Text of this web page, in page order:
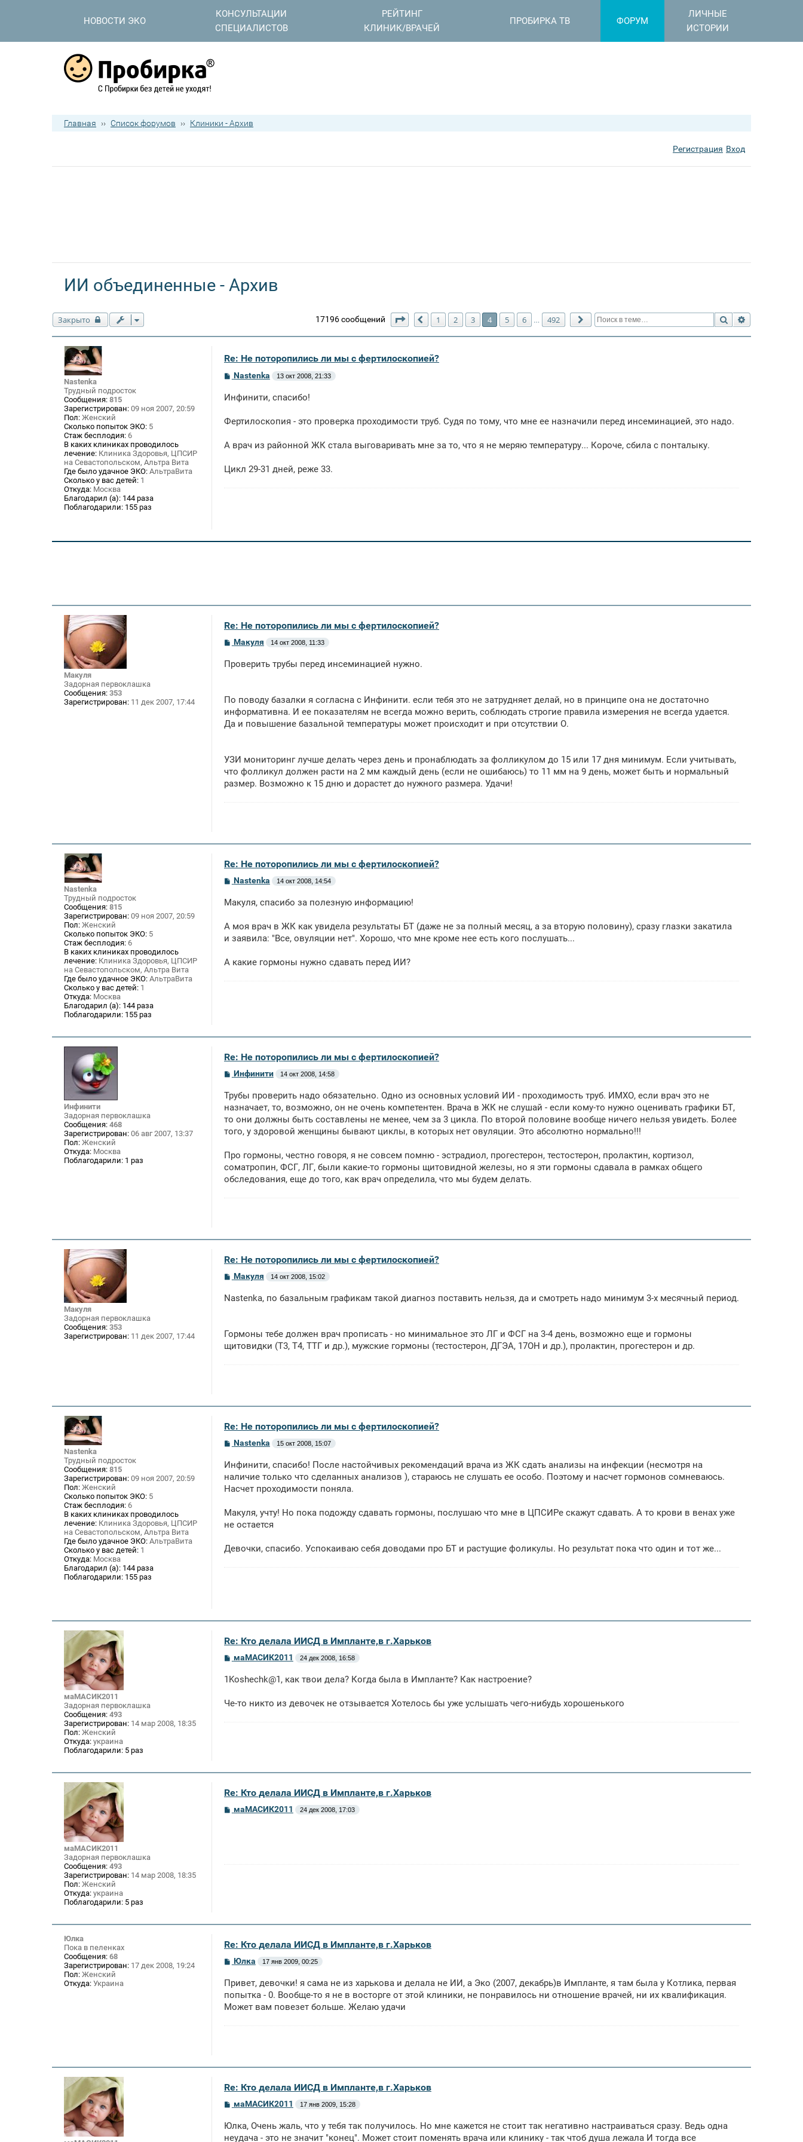
НОВОСТИ ЭКО
КОНСУЛЬТАЦИИ
СПЕЦИАЛИСТОВ
РЕЙТИНГ
КЛИНИК/ВРАЧЕЙ
ПРОБИРКА ТВ ФОРУМ
ЛИЧНЫЕ
ИСТОРИИ
Главная ›› Список форумов ›› Клиники - Архив
Регистрация Вход
ИИ объединенные - Архив
Закрыто Поиск
17196 сообщений Страница из 492
Пред.
1 2 3 4 5 6 … 492 След.
Nastenka
Трудный подросток
Сообщения: 815
Зарегистрирован: 09 ноя 2007, 20:59
Пол: Женский
Сколько попыток ЭКО: 5
Стаж бесплодия: 6
В каких клиниках проводилось
лечение: Клиника Здоровья, ЦПСИР
на Севастопольском, Альтра Вита
Где было удачное ЭКО: АльтраВита
Сколько у вас детей: 1
Откуда: Москва
Благодарил (а): 144 раза
Поблагодарили: 155 раз
Re: Не поторопились ли мы с фертилоскопией?
С
б
н
Nastenka 13 окт 2008, 21:33
Инфинити, спасибо!
Фертилоскопия - это проверка проходимости труб. Судя по тому, что мне ее назначили перед инсеминацией, это надо.
А врач из районной ЖК стала выговаривать мне за то, что я не меряю температуру... Короче, сбила с понталыку.
Цикл 29-31 дней, реже 33.
Макуля
Задорная первоклашка
Сообщения: 353
Зарегистрирован: 11 дек 2007, 17:44
Re: Не поторопились ли мы с фертилоскопией?
С
б
и
Макуля 14 окт 2008, 11:33
Проверить трубы перед инсеминацией нужно.
По поводу базалки я согласна с Инфинити. если тебя это не затрудняет делай, но в принципе она не достаточно
информативна. И ее показателям не всегда можно верить, соблюдать строгие правила измерения не всегда удается.
Да и повышение базальной температуры может происходит и при отсутствии О.
УЗИ мониторинг лучше делать через день и пронаблюдать за фолликулом до 15 или 17 дня минимум. Если учитывать,
что фолликул должен расти на 2 мм каждый день (если не ошибаюсь) то 11 мм на 9 день, может быть и нормальный
размер. Возможно к 15 дню и дорастет до нужного размера. Удачи!
Nastenka
Трудный подросток
Сообщения: 815
Зарегистрирован: 09 ноя 2007, 20:59
Пол: Женский
Сколько попыток ЭКО: 5
Стаж бесплодия: 6
В каких клиниках проводилось
лечение: Клиника Здоровья, ЦПСИР
на Севастопольском, Альтра Вита
Где было удачное ЭКО: АльтраВита
Сколько у вас детей: 1
Откуда: Москва
Благодарил (а): 144 раза
Поблагодарили: 155 раз
Re: Не поторопились ли мы с фертилоскопией?
С
б
н
и
Nastenka 14 окт 2008, 14:54
Макуля, спасибо за полезную информацию!
А моя врач в ЖК как увидела результаты БТ (даже не за полный месяц, а за вторую половину), сразу глазки закатила
и заявила: "Все, овуляции нет". Хорошо, что мне кроме нее есть кого послушать...
А какие гормоны нужно сдавать перед ИИ?
Инфинити
Задорная первоклашка
Сообщения: 468
Зарегистрирован: 06 авг 2007, 13:37
Пол: Женский
Откуда: Москва
Поблагодарили: 1 раз
Re: Не поторопились ли мы с фертилоскопией?
С
б
щ
н
и
Инфинити 14 окт 2008, 14:58
Трубы проверить надо обязательно. Одно из основных условий ИИ - проходимость труб. ИМХО, если врач это не
назначает, то, возможно, он не очень компетентен. Врача в ЖК не слушай - если кому-то нужно оценивать графики БТ,
то они должны быть составлены не менее, чем за 3 цикла. По второй половине вообще ничего нельзя увидеть. Более
того, у здоровой женщины бывают циклы, в которых нет овуляции. Это абсолютно нормально!!!
Про гормоны, честно говоря, я не совсем помню - эстрадиол, прогестерон, тестостерон, пролактин, кортизол,
соматропин, ФСГ, ЛГ, были какие-то гормоны щитовидной железы, но я эти гормоны сдавала в рамках общего
обследования, еще до того, как врач определила, что мы будем делать.
Макуля
Задорная первоклашка
Сообщения: 353
Зарегистрирован: 11 дек 2007, 17:44
Re: Не поторопились ли мы с фертилоскопией?
С
б
и
Макуля 14 окт 2008, 15:02
Nastenka, по базальным графикам такой диагноз поставить нельзя, да и смотреть надо минимум 3-х месячный период.
Гормоны тебе должен врач прописать - но минимальное это ЛГ и ФСГ на 3-4 день, возможно еще и гормоны
щитовидки (Т3, Т4, ТТГ и др.), мужские гормоны (тестостерон, ДГЭА, 17ОН и др.), пролактин, прогестерон и др.
Nastenka
Трудный подросток
Сообщения: 815
Зарегистрирован: 09 ноя 2007, 20:59
Пол: Женский
Сколько попыток ЭКО: 5
Стаж бесплодия: 6
В каких клиниках проводилось
лечение: Клиника Здоровья, ЦПСИР
на Севастопольском, Альтра Вита
Где было удачное ЭКО: АльтраВита
Сколько у вас детей: 1
Откуда: Москва
Благодарил (а): 144 раза
Поблагодарили: 155 раз
Re: Не поторопились ли мы с фертилоскопией?
С
б
щ
н
е
Nastenka 15 окт 2008, 15:07
Инфинити, спасибо! После настойчивых рекомендаций врача из ЖК сдать анализы на инфекции (несмотря на
наличие только что сделанных анализов ), стараюсь не слушать ее особо. Поэтому и насчет гормонов сомневаюсь.
Насчет проходимости поняла.
Макуля, учту! Но пока подожду сдавать гормоны, послушаю что мне в ЦПСИРе скажут сдавать. А то крови в венах уже
не остается
Девочки, спасибо. Успокаиваю себя доводами про БТ и растущие фоликулы. Но результат пока что один и тот же...
маМАСИК2011
Задорная первоклашка
Сообщения: 493
Зарегистрирован: 14 мар 2008, 18:35
Пол: Женский
Откуда: украина
Поблагодарили: 5 раз
Re: Кто делала ИИСД в Импланте,в г.Харьков
С
б
н
маМАСИК2011 24 дек 2008, 16:58
1Koshechk@1, как твои дела? Когда была в Импланте? Как настроение?
Че-то никто из девочек не отзывается Хотелось бы уже услышать чего-нибудь хорошенького
маМАСИК2011
Задорная первоклашка
Сообщения: 493
Зарегистрирован: 14 мар 2008, 18:35
Пол: Женский
Откуда: украина
Поблагодарили: 5 раз
Re: Кто делала ИИСД в Импланте,в г.Харьков
СмаМАСИК2011 24 дек 2008, 17:03
Юлка
Пока в пеленках
Сообщения: 68
Зарегистрирован: 17 дек 2008, 19:24
Пол: Женский
Откуда: Украина
Re: Кто делала ИИСД в Импланте,в г.Харьков
С
б
щ
е
н
Юлка 17 янв 2009, 00:25
Привет, девочки! я сама не из харькова и делала не ИИ, а Эко (2007, декабрь)в Импланте, я там была у Котлика, первая
попытка - 0. Вообще-то я не в восторге от этой клиники, не понравилось ни отношение врачей, ни их квалификация.
Может вам повезет больше. Желаю удачи
Re: Кто делала ИИСД в Импланте,в г.Харьков
С
б
щ
маМАСИК2011 17 янв 2009, 15:28
Юлка, Очень жаль, что у тебя так получилось. Но мне кажется не стоит так негативно настраиваться сразу. Ведь одна
неудача - это не значит "конец". Может стоит поменять врача или клинику - так чтоб душа лежала И тогда все